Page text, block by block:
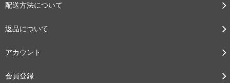
配送方法について
返品について
アカウント
会員登録